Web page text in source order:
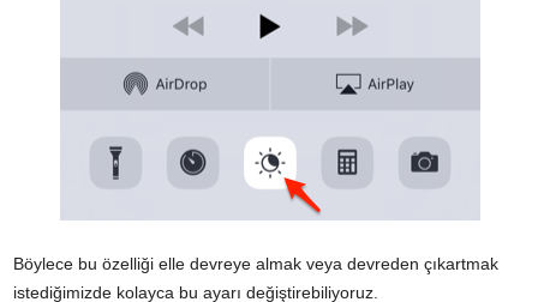
Böylece bu özelliği elle devreye almak veya devreden çıkartmak
istediğimizde kolayca bu ayarı değiştirebiliyoruz.